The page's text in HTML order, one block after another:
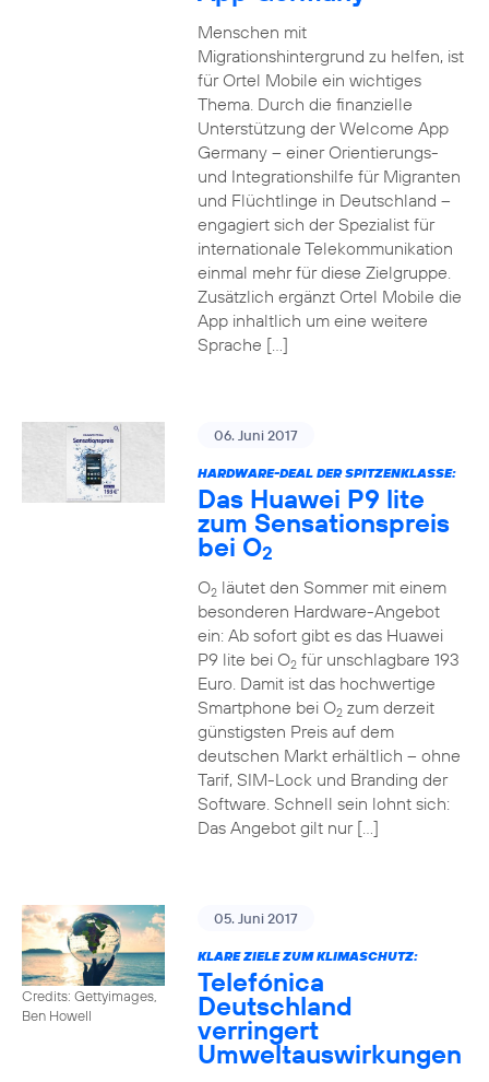
Menschen mit
Migrationshintergrund zu helfen, ist
für Ortel Mobile ein wichtiges
Thema. Durch die finanzielle
Unterstützung der Welcome App
Germany – einer Orientierungs-
und Integrationshilfe für Migranten
und Flüchtlinge in Deutschland –
engagiert sich der Spezialist für
internationale Telekommunikation
einmal mehr für diese Zielgruppe.
Zusätzlich ergänzt Ortel Mobile die
App inhaltlich um eine weitere
Sprache […]
06. Juni 2017
HARDWARE-DEAL DER SPITZENKLASSE:
Das Huawei P9 lite
zum Sensationspreis
bei O2
O2läutet den Sommer mit einem
besonderen Hardware-Angebot
ein: Ab sofort gibt es das Huawei
P9 lite bei O2für unschlagbare 193
Euro. Damit ist das hochwertige
Smartphone bei O2zum derzeit
günstigsten Preis auf dem
deutschen Markt erhältlich – ohne
Tarif, SIM-Lock und Branding der
Software. Schnell sein lohnt sich:
Das Angebot gilt nur […]
Credits: Gettyimages,
Ben Howell
05. Juni 2017
KLARE ZIELE ZUM KLIMASCHUTZ:
Telefónica
Deutschland
verringert
Umweltauswirkungen